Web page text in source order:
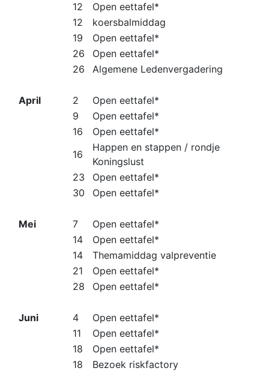
12
Open eettafel*
12
koersbalmiddag
19
Open eettafel*
26
Open eettafel*
26
Algemene Ledenvergadering
April 2
Open eettafel*
9
Open eettafel*
16
Open eettafel*
16
Happen en stappen / rondje
Koningslust
23
Open eettafel*
30
Open eettafel*
Mei 7
Open eettafel*
14
Open eettafel*
14
Themamiddag valpreventie
21
Open eettafel*
28
Open eettafel*
Juni 4
Open eettafel*
11
Open eettafel*
18
Open eettafel*
18
Bezoek riskfactory